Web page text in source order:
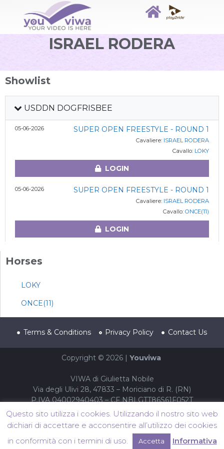
ISRAEL RODERA
Showlist
USDDN DOGFRISBEE
05-06-2026 SUPER OPEN FREESTYLE - ROUND 1
Cavaliere: ISRAEL RODERA
Cavallo: LOKY
LOGIN
05-06-2026 SUPER OPEN FREESTYLE - ROUND 1
Cavaliere: ISRAEL RODERA
Cavallo: ONCE(11)
LOGIN
Horses
LOKY
ONCE(11)
Terms & Conditions Privacy Policy Contact Us
Copyright © 2026 | Youviwa
VIWA di Giulietta Nobile
Via degli Ulivi 28, 47833 – Moriciano di R. (RN)
P.IVA 04002940403 – CF NBLGTT86S61F052T
Questo sito utilizza i cookies. Utilizzando il nostro sito web
dichiari di accettare e acconsentire all’utilizzo dei cookies
in conformità con i termini di uso.
Accetta Informativa